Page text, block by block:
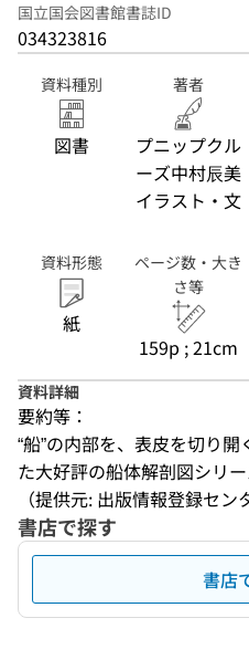
国立国会図書館書誌ID
034323816
資料種別
図書
著者
プニップクル
ーズ中村辰美
イラスト・文
資料形態
紙
ページ数・大き
さ等
159p ; 21cm
資料詳細
要約等：
“船”の内部を、表皮を切り
た大好評の船体解剖図シリー
（提供元: 出版情報登録セン
書店で探す
書店